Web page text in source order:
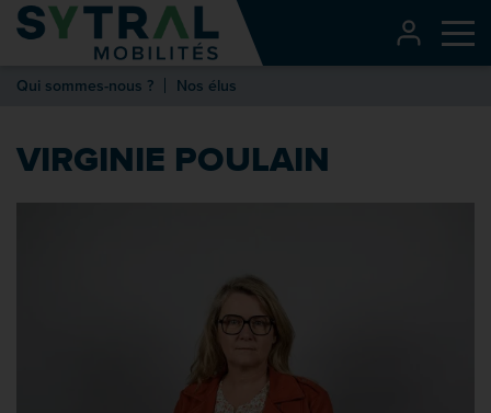
Contenu
Entête de page
Qui sommes-nous ? Nos élus
VIRGINIE POULAIN